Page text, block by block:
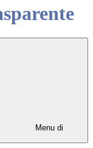
Menu di